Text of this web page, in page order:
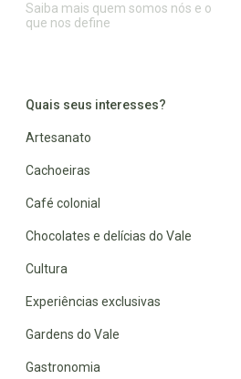
Saiba mais quem somos nós e o
que nos define
Quais seus interesses?
Artesanato
Cachoeiras
Café colonial
Chocolates e delícias do Vale
Cultura
Experiências exclusivas
Gardens do Vale
Gastronomia